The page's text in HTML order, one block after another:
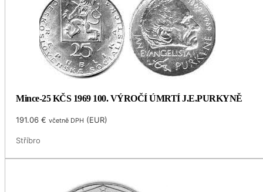
Mince-25 KČS 1969 100. VÝROČÍ ÚMRTÍ J.E.PURKYNĚ
191.06€ včetně DPH (EUR)
Stříbro